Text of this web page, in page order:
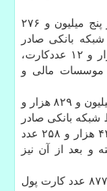
همین طور تا اختتام فروردین ماه امسال بیش از پنج میلیون و ۲۷۶
در شبکه بانکی صادر
شده که بانک ملت با تعداد یک میلیون و ۳۴۵ هزار و ۱۲ عددکارت،
موسسات مالی و
علاوه براین، آمار بانک مرکزی نشان میدهد ۱۲۶ میلیون و ۸۲۹ هزار و
شبکه بانکی صادر
شده که بانک ملی ایران با صدور ۳۲ میلیون و ۴۴۳ هزار و ۲۵۸ عدد
و بعد از آن نیز
طبق این گزارش، حدود یک میلیون و ۹۸۵ هزار و ۸۷۷ عدد کارت پول